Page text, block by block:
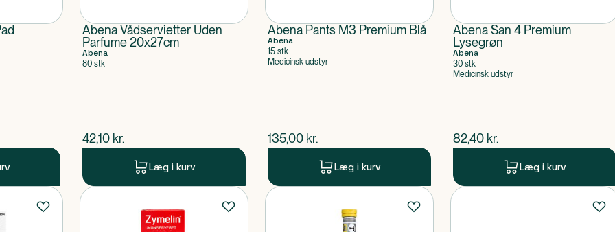
Abena Vådservietter Uden
Parfume 20x27cm
Abena
80 stk
$nuværende pris
42,10 kr.
Læg i kurv
Abena Pants M3 Premium Blå
Abena
15 stk
Medicinsk udstyr
$nuværende pris
135,00 kr.
Læg i kurv
Abena San 4 Premium
Lysegrøn
Abena
30 stk
Medicinsk udstyr
$nuværende pris
82,40 kr.
Læg i kurv